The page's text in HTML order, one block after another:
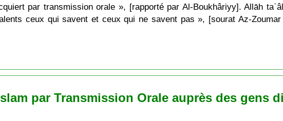
par transmission orale », [rapporté par Al-Boukhâriyy]. Allāh
ceux qui savent et ceux qui ne savent pas », [sourat Az-Zoumar
par Transmission Orale auprès des gens